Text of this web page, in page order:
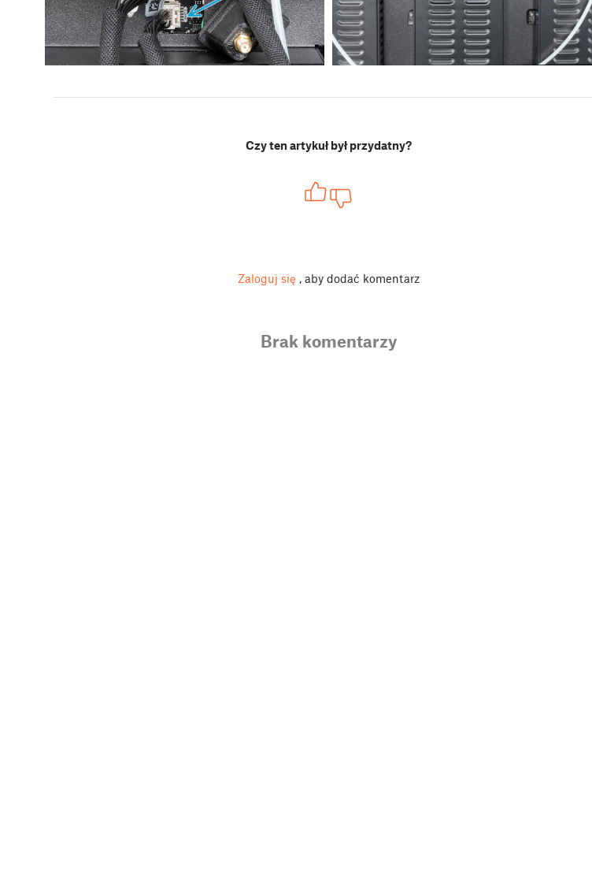
Czy ten artykuł był przydatny?
Zaloguj się , aby dodać komentarz
Brak komentarzy